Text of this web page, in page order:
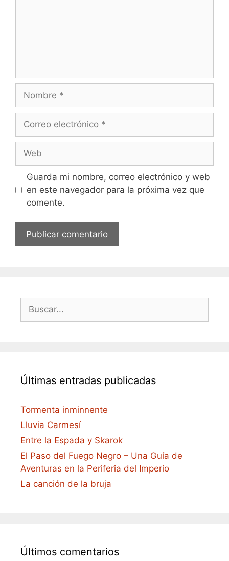
Nombre
Correo
Web
Guarda mi nombre, correo electrónico y web
en este navegador para la próxima vez que
comente.
Últimas entradas publicadas
Tormenta inminnente
Lluvia Carmesí
Entre la Espada y Skarok
El Paso del Fuego Negro – Una Guía de
Aventuras en la Periferia del Imperio
La canción de la bruja
Últimos comentarios